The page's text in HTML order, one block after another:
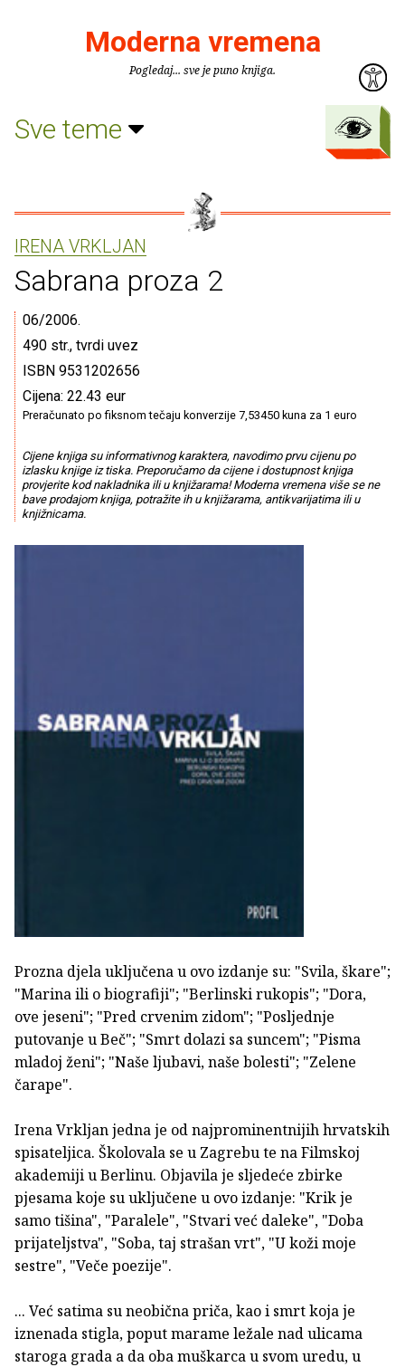
Moderna vremena
Pogledaj... sve je puno knjiga.
Sve teme
IRENA VRKLJAN
Sabrana proza 2
06/2006.
490 str., tvrdi uvez
ISBN 9531202656
Cijena: 22.43 eur
Preračunato po fiksnom tečaju konverzije 7,53450 kuna za 1 euro
Cijene knjiga su informativnog karaktera, navodimo prvu cijenu po
izlasku knjige iz tiska. Preporučamo da cijene i dostupnost knjiga
provjerite kod nakladnika ili u knjižarama! Moderna vremena više se ne
bave prodajom knjiga, potražite ih u knjižarama, antikvarijatima ili u
knjižnicama.
Prozna djela uključena u ovo izdanje su: "Svila, škare";
"Marina ili o biografiji"; "Berlinski rukopis"; "Dora,
ove jeseni"; "Pred crvenim zidom"; "Posljednje
putovanje u Beč"; "Smrt dolazi sa suncem"; "Pisma
mladoj ženi"; "Naše ljubavi, naše bolesti"; "Zelene
čarape".
Irena Vrkljan jedna je od najprominentnijih hrvatskih
spisateljica. Školovala se u Zagrebu te na Filmskoj
akademiji u Berlinu. Objavila je sljedeće zbirke
pjesama koje su uključene u ovo izdanje: "Krik je
samo tišina", "Paralele", "Stvari već daleke", "Doba
prijateljstva", "Soba, taj strašan vrt", "U koži moje
sestre", "Veče poezije".
... Već satima su neobična priča, kao i smrt koja je
iznenada stigla, poput marame ležale nad ulicama
staroga grada a da oba muškarca u svom uredu, u